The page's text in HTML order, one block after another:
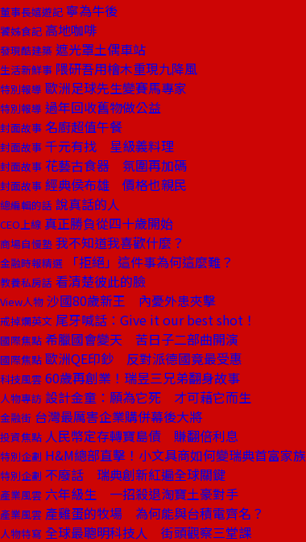
董事長嬉遊記 寧為牛後
饕姊食記 高地咖啡
發現酷建築 遮光罩土偶車站
生活新鮮事 隈研吾用檜木重現九降風
特別報導 歐洲足球先生變賽馬專家
特別報導 過年回收舊物做公益
封面故事 名廚超值午餐
封面故事 千元有找 星級義料理
封面故事 花藝古食器 氛圍再加碼
封面故事 經典侯布雄 價格也親民
總編輯的話 說真話的人
CEO上線 真正勝負從四十歲開始
商場自慢塾 我不知道我喜歡什麼？
金融時報精選 「拒絕」這件事為何這麼難？
教養私房話 看清楚彼此的臉
View人物 沙國80歲新王 內憂外患夾擊
戒掉爛英文 尾牙喊話：Give it our best shot！
國際焦點 希臘國會變天 苦日子二部曲開演
國際焦點 歐洲QE印鈔 反對派德國竟最受惠
科技風雲 60歲再創業！瑞昱三兄弟翻身故事
人物專訪 設計金童：願為它死 才可藉它而生
金融街 台灣最厲害企業購併幕後大將
投資焦點 人民幣定存轉寶島債 賺翻倍利息
特別企劃 H&M總部直擊！小文具商如何變瑞典首富家族
特別企劃 不廢話 瑞典創新紅遍全球關鍵
產業風雲 六年級生 一招殺退淘寶土豪對手
產業風雲 產雞蛋的牧場 為何能與台積電齊名？
人物特寫 全球最聰明科技人 街頭觀察三堂課